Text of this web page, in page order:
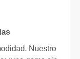
Nuestro